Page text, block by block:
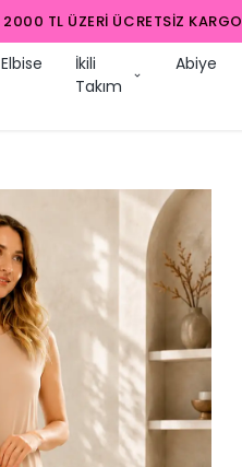
2000 TL ÜZERI ÜCRETSIZ KARGO
Elbise
İkili
Takım
Abiye